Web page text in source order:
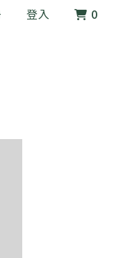
登入
0